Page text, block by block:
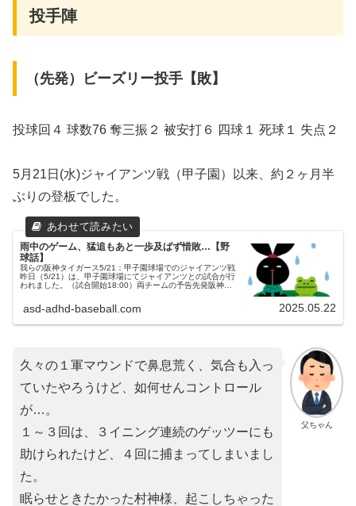
投手陣
（先発）ビーズリー投手【敗】
投球回４ 球数76 奪三振２ 被安打６ 四球１ 死球１ 失点２
5月21日(水)ジャイアンツ戦（甲子園）以来、約２ヶ月半
ぶりの登板でした。
雨中のゲーム、猛追もあと一歩及ばず惜敗…【野
球話】
我らの阪神タイガース5/21：甲子園球場でのジャイアンツ戦
昨日（5/21）は、甲子園球場にてジャイアンツとの試合が行
われました。（試合開始18:00）両チームの予告先発阪神タ
asd-adhd-baseball.com 2025.05.22
父ちゃん
久々の１軍マウンドで鼻息荒く、気合も入っ
ていたやろうけど、如何せんコントロール
が…。
１～３回は、３イニング連続のゲッツーにも
助けられたけど、４回に捕まってしまいまし
た。
眠らせときたかった村神様、起こしちゃった